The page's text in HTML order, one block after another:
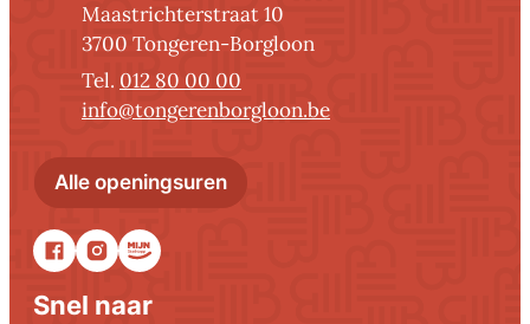
AdresMaastrichterstraat 10
,3700 Tongeren-Borgloon
012 80 00 00
E-mailinfo@tongerenborgloon.be
Alle openingsurenAdministratief centrum
Snel naar
Facebook
InstagramStadsapp